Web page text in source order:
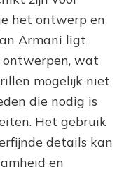
het ontwerp en
Armani ligt
ontwerpen, wat
mogelijk niet
die nodig is
Het gebruik
details kan
en